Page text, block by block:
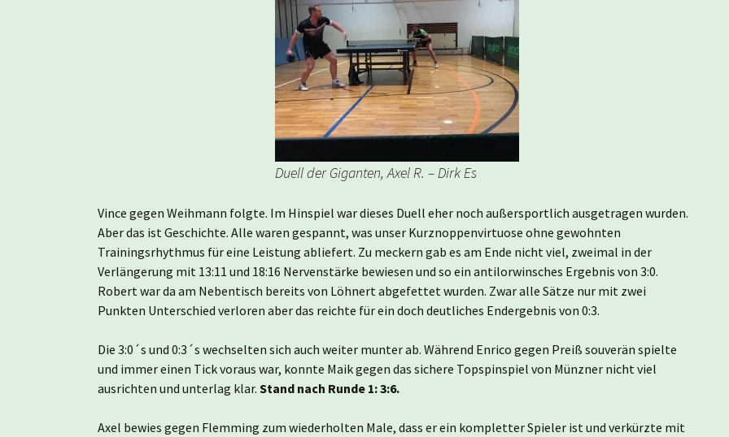
Duell der Giganten, Axel R. – Dirk Es
Vince gegen Weihmann folgte. Im Hinspiel war dieses Duell eher noch außersportlich ausgetragen wurden.
Aber das ist Geschichte. Alle waren gespannt, was unser Kurznoppenvirtuose ohne gewohnten
Trainingsrhythmus für eine Leistung abliefert. Zu meckern gab es am Ende nicht viel, zweimal in der
Verlängerung mit 13:11 und 18:16 Nervenstärke bewiesen und so ein antilorwinsches Ergebnis von 3:0.
Robert war da am Nebentisch bereits von Löhnert abgefettet wurden. Zwar alle Sätze nur mit zwei
Punkten Unterschied verloren aber das reichte für ein doch deutliches Endergebnis von 0:3.
Die 3:0´s und 0:3´s wechselten sich auch weiter munter ab. Während Enrico gegen Preiß souverän spielte
und immer einen Tick voraus war, konnte Maik gegen das sichere Topspinspiel von Münzner nicht viel
ausrichten und unterlag klar. Stand nach Runde 1: 3:6.
Axel bewies gegen Flemming zum wiederholten Male, dass er ein kompletter Spieler ist und verkürzte mit